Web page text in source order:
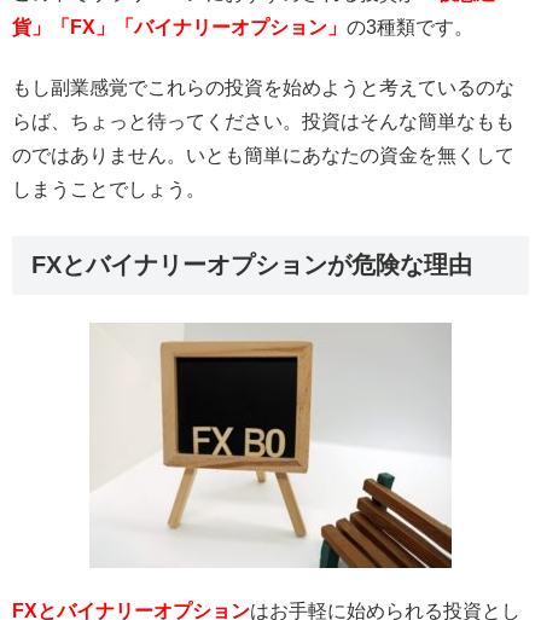
貨」「FX」「バイナリーオプション」 の3種類です。
もし副業感覚でこれらの投資を始めようと考えているのな
らば、ちょっと待ってください。投資はそんな簡単なもも
のではありません。いとも簡単にあなたの資金を無くして
しまうことでしょう。
FXとバイナリーオプションが危険な理由
FXとバイナリーオプションはお手軽に始められる投資とし